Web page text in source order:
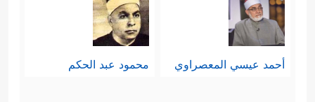
أحمد عيسي المعصراوي محمود عبد الحكم